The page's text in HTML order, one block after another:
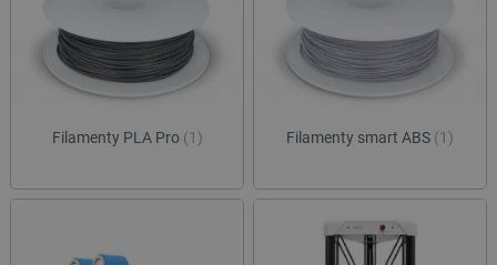
Filamenty PLA Pro (1) Filamenty smart ABS (1)